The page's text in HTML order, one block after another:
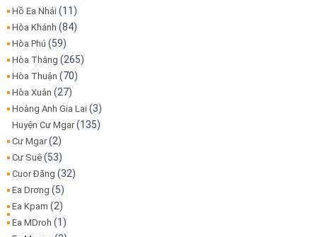
Hồ Ea Nhái (11)
Hòa Khánh (84)
Hòa Phú (59)
Hòa Thắng (265)
Hòa Thuận (70)
Hòa Xuân (27)
Hoàng Anh Gia Lai (3)
Huyện Cư Mgar(135)
Cư Mgar(2)
Cư Suê (53)
Cuor Đăng (32)
Ea Drơng (5)
Ea Kpam (2)
Ea MDroh (1)